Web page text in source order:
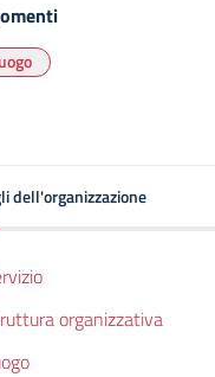
dell'organizzazione
organizzativa